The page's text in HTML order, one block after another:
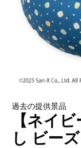
過去の提供景品
【ネイ
し ビー